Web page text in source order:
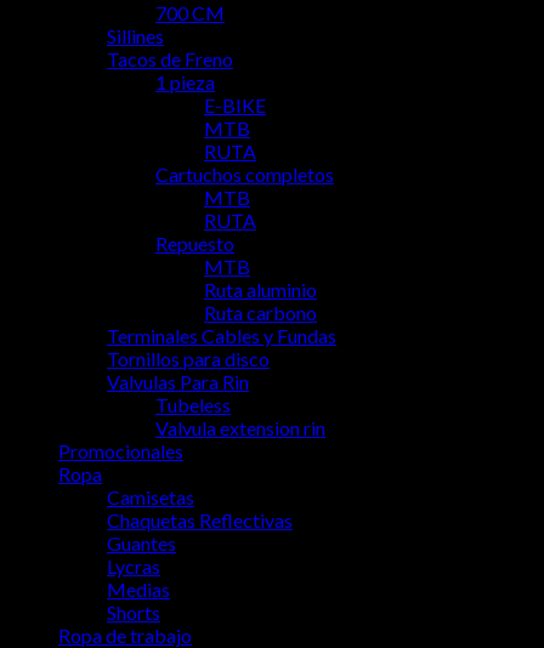
700 CM
Sillines
Tacos de Freno
1 pieza
E-BIKE
MTB
RUTA
Cartuchos completos
MTB
RUTA
Repuesto
MTB
Ruta aluminio
Ruta carbono
Terminales Cables y Fundas
Tornillos para disco
Valvulas Para Rin
Tubeless
Valvula extension rin
Promocionales
Ropa
Camisetas
Chaquetas Reflectivas
Guantes
Lycras
Medias
Shorts
Ropa de trabajo